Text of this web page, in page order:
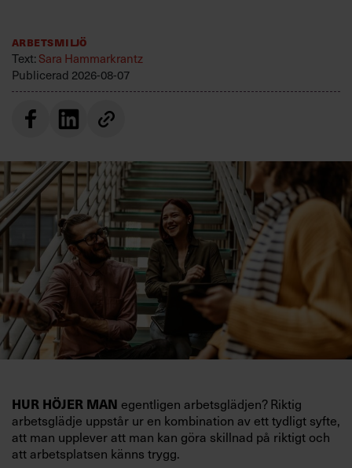
Arbetsmiljö
Text:Sara Hammarkrantz
Publicerad 2026-08-07
HUR HÖJER MAN egentligen arbetsglädjen? Riktig
arbetsglädje uppstår ur en kombination av ett tydligt syfte,
att man upplever att man kan göra skillnad på riktigt och
att arbetsplatsen känns trygg.